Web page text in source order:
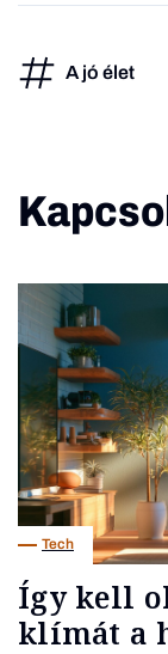
A jó élet
Tech
Így kell
klímát a